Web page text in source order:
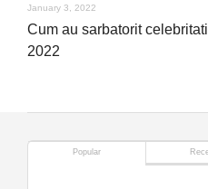
January 3, 2022
Cum au sarbatorit
2022
Popular